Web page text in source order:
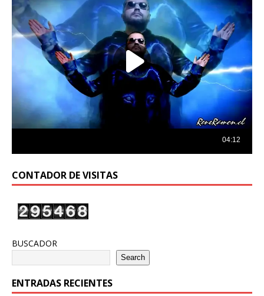
CONTADOR DE VISITAS
BUSCADOR
Search
ENTRADAS RECIENTES